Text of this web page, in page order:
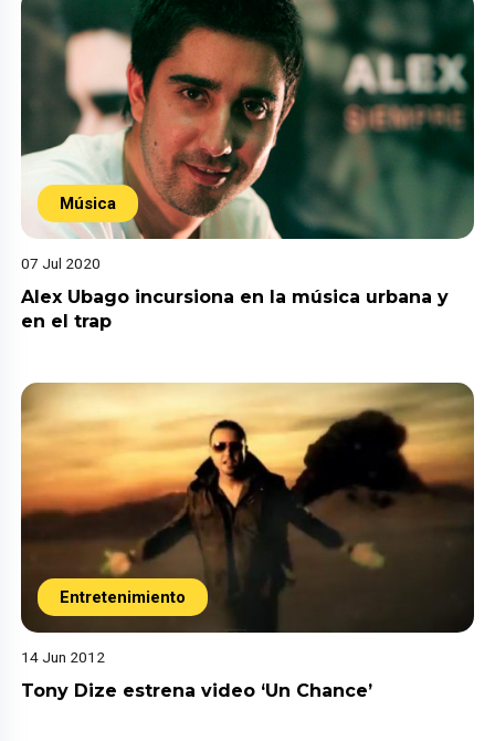
Música
07 Jul 2020
Alex Ubago incursiona en la música urbana y
en el trap
Entretenimiento
14 Jun 2012
Tony Dize estrena video ‘Un Chance’